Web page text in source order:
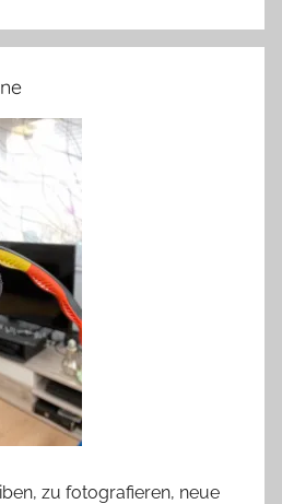
zu fotografieren, neue